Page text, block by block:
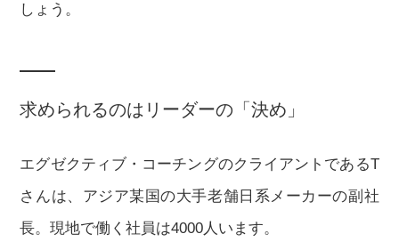
しょう。
求められるのはリーダーの「決め」
エグゼクティブ・コーチングのクライアントであるT
さんは、アジア某国の大手老舗日系メーカーの副社
長。現地で働く社員は4000人います。